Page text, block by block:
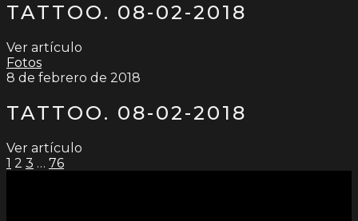
TATTOO. 08-02-2018
Ver artículo
Fotos
8 de febrero de 2018
TATTOO. 08-02-2018
Ver artículo
PAGINACIÓN
1 2 3 … 76